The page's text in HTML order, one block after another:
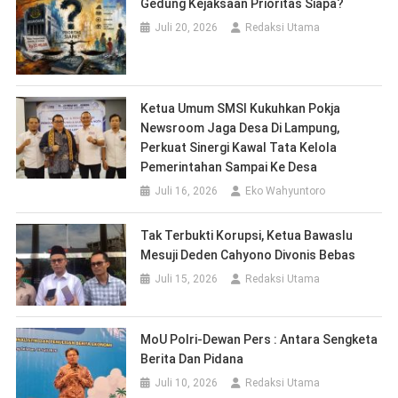
Gedung Kejaksaan Prioritas Siapa?
Juli 20, 2026 Redaksi Utama
Ketua Umum SMSI Kukuhkan Pokja
Newsroom Jaga Desa Di Lampung,
Perkuat Sinergi Kawal Tata Kelola
Pemerintahan Sampai Ke Desa
Juli 16, 2026 Eko Wahyuntoro
Tak Terbukti Korupsi, Ketua Bawaslu
Mesuji Deden Cahyono Divonis Bebas
Juli 15, 2026 Redaksi Utama
MoU Polri-Dewan Pers : Antara Sengketa
Berita Dan Pidana
Juli 10, 2026 Redaksi Utama